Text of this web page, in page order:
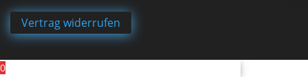
Vertrag widerrufen
0